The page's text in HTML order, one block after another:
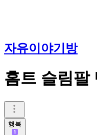
자유이야기방
홈트 슬림팔
행복